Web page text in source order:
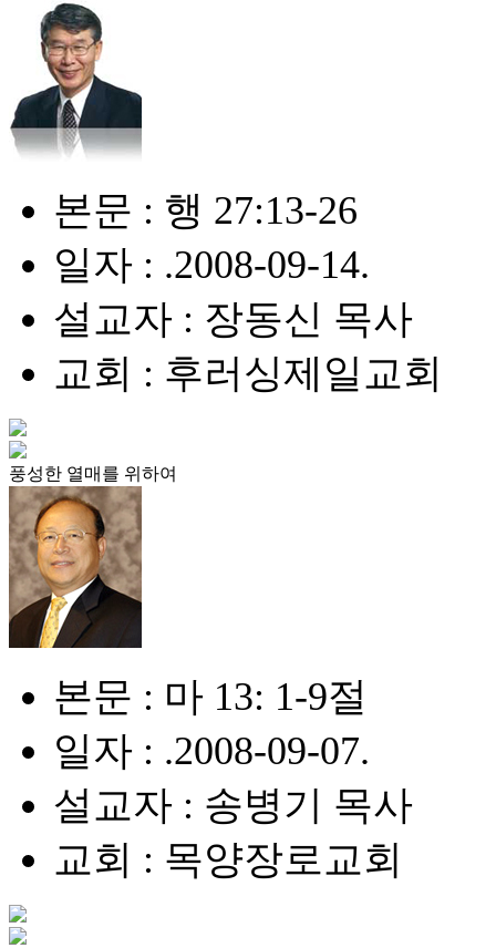
본문 : 행 27:13-26
일자 : .2008-09-14.
설교자 : 장동신 목사
교회 : 후러싱제일교회
풍성한 열매를 위하여
본문 : 마 13: 1-9절
일자 : .2008-09-07.
설교자 : 송병기 목사
교회 : 목양장로교회